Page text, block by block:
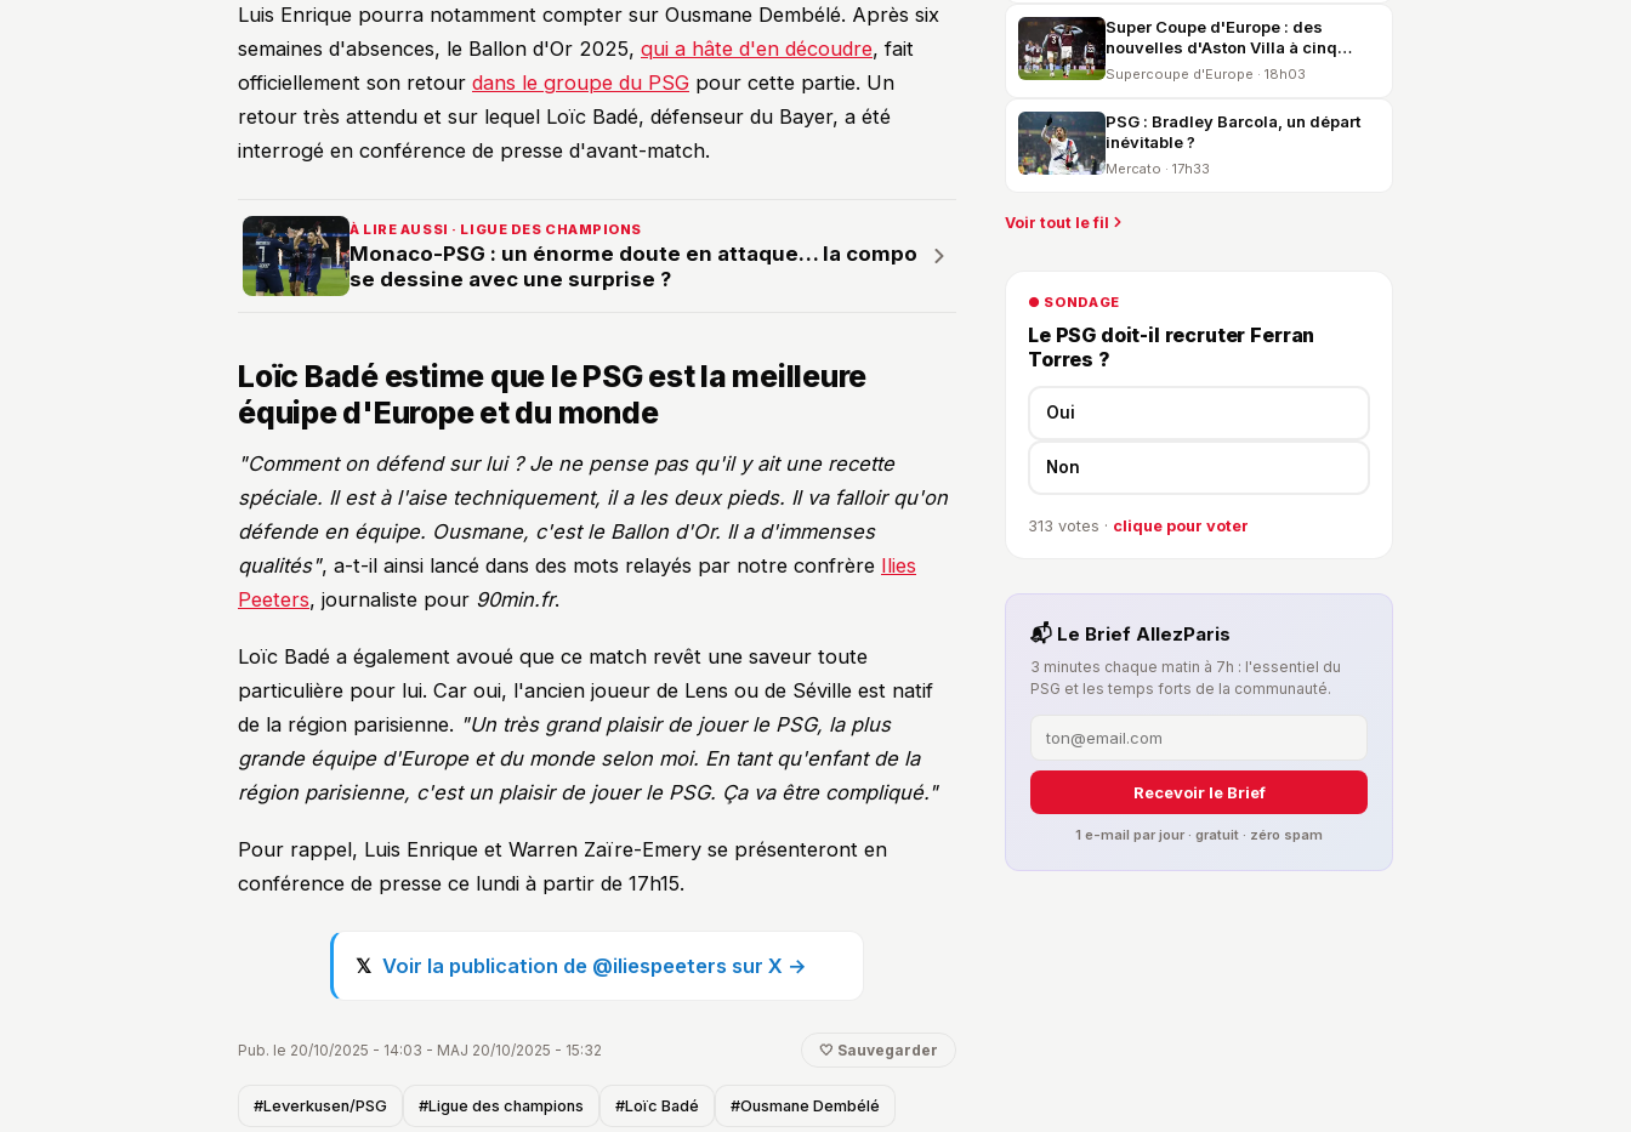
Luis Enrique pourra notamment compter sur Ousmane Dembélé. Après six
semaines d'absences, le Ballon d'Or 2025, qui a hâte d'en découdre, fait
officiellement son retour dans le groupe du PSG pour cette partie. Un
retour très attendu et sur lequel Loïc Badé, défenseur du Bayer, a été
interrogé en conférence de presse d'avant-match.
À LIRE AUSSI · LIGUE DES CHAMPIONS
Monaco-PSG : un énorme doute en attaque… la compo
se dessine avec une surprise ?
Loïc Badé estime que le PSG est la meilleure
équipe d'Europe et du monde
"Comment on défend sur lui ? Je ne pense pas qu'il y ait une recette
spéciale. Il est à l'aise techniquement, il a les deux pieds. Il va falloir qu'on
défende en équipe. Ousmane, c'est le Ballon d'Or. Il a d'immenses
qualités", a-t-il ainsi lancé dans des mots relayés par notre confrère Ilies
Peeters, journaliste pour 90min.fr.
Loïc Badé a également avoué que ce match revêt une saveur toute
particulière pour lui. Car oui, l'ancien joueur de Lens ou de Séville est natif
de la région parisienne. "Un très grand plaisir de jouer le PSG, la plus
grande équipe d'Europe et du monde selon moi. En tant qu'enfant de la
région parisienne, c'est un plaisir de jouer le PSG. Ça va être compliqué."
Pour rappel, Luis Enrique et Warren Zaïre-Emery se présenteront en
conférence de presse ce lundi à partir de 17h15.
Voir la publication de @iliespeeters sur X →
Pub. le 20/10/2025 - 14:03 - MAJ 20/10/2025 - 15:32 🤍 Sauvegarder
#Leverkusen/PSG #Ligue des champions #Loïc Badé #Ousmane Dembélé
Super Coupe d'Europe : des
nouvelles d'Aston Villa à cinq
jours du PSG
Supercoupe d'Europe · 18h03
PSG : Bradley Barcola, un départ
inévitable ?
Mercato · 17h33
Voir tout le fil
● SONDAGE
Le PSG doit-il recruter Ferran
Torres ?
Oui
Non
313 votes · clique pour voter
📬 Le Brief AllezParis
3 minutes chaque matin à 7h : l'essentiel du
PSG et les temps forts de la communauté.
Recevoir le Brief
1 e-mail par jour · gratuit · zéro spam